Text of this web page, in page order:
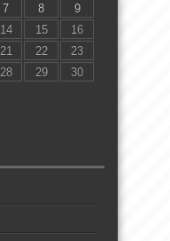
7 8
9
14 15
16
21 22
23
28 29
30